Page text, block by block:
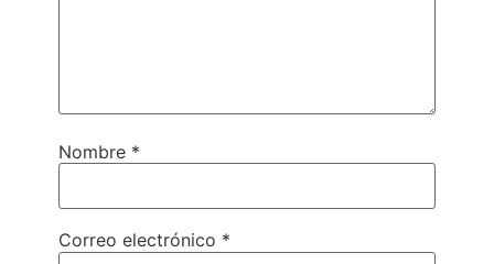
Nombre *
Correo electrónico *